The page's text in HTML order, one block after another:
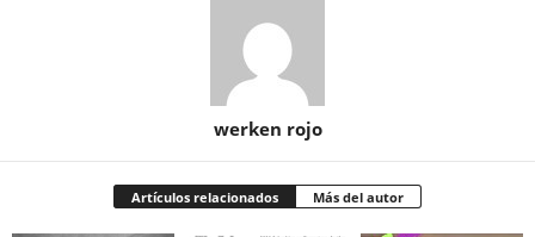
werken rojo
Artículos relacionados Más del autor